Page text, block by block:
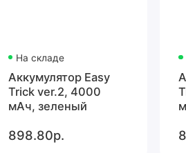
На складе
Аккумулятор Easy
Trick ver.2, 4000
мАч, зеленый
898.80р.